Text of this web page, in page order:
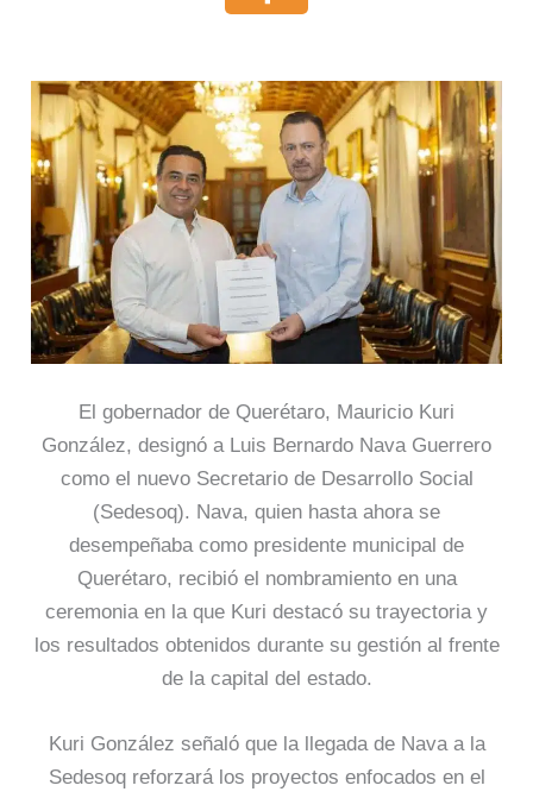
El gobernador de Querétaro, Mauricio Kuri
González, designó a Luis Bernardo Nava Guerrero
como el nuevo Secretario de Desarrollo Social
(Sedesoq). Nava, quien hasta ahora se
desempeñaba como presidente municipal de
Querétaro, recibió el nombramiento en una
ceremonia en la que Kuri destacó su trayectoria y
los resultados obtenidos durante su gestión al frente
de la capital del estado.
Kuri González señaló que la llegada de Nava a la
Sedesoq reforzará los proyectos enfocados en el